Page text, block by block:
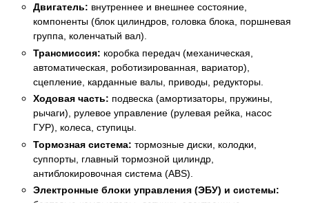
Двигатель: внутреннее и внешнее состояние,
компоненты (блок цилиндров, головка блока, поршневая
группа, коленчатый вал).
Трансмиссия: коробка передач (механическая,
автоматическая, роботизированная, вариатор),
сцепление, карданные валы, приводы, редукторы.
Ходовая часть: подвеска (амортизаторы, пружины,
рычаги), рулевое управление (рулевая рейка, насос
ГУР), колеса, ступицы.
Тормозная система: тормозные диски, колодки,
суппорты, главный тормозной цилиндр,
антиблокировочная система (ABS).
Электронные блоки управления (ЭБУ) и системы: